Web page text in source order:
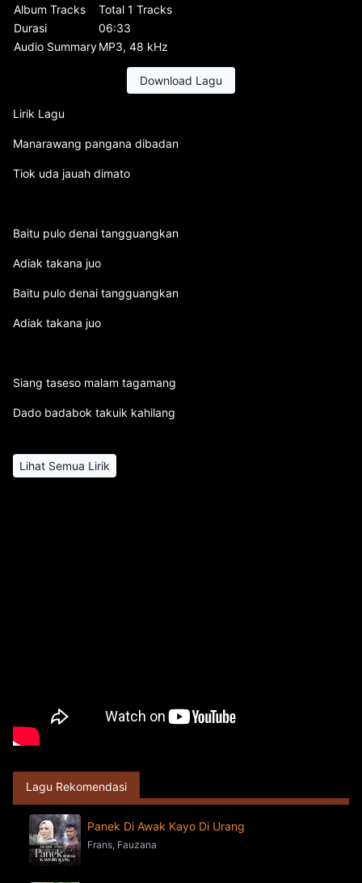
Album Tracks
Total 1 Tracks
Durasi
06:33
Audio SummaryMP3, 48 kHz
Download Lagu
Lirik Lagu
Manarawang pangana dibadan
Tiok uda jauah dimato
Baitu pulo denai tangguangkan
Adiak takana juo
Baitu pulo denai tangguangkan
Adiak takana juo
Siang taseso malam tagamang
Dado badabok takuik kahilang
Lihat Semua Lirik
Lagu Rekomendasi
Panek Di Awak Kayo Di Urang
Frans, Fauzana